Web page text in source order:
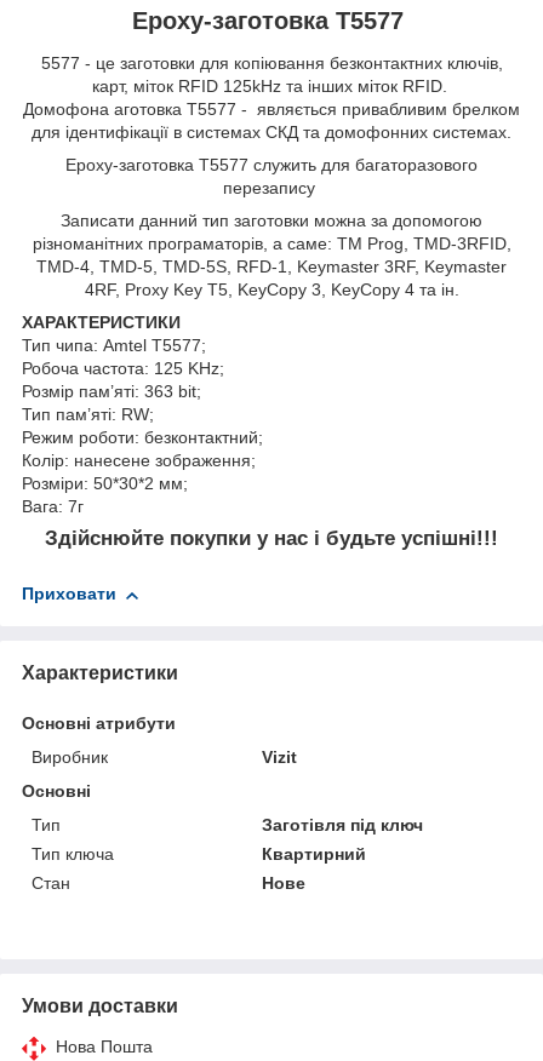
Epoxy-заготовка Т5577
5577 - це заготовки для копіювання безконтактних ключів,
карт, міток RFID 125kHz та інших міток RFID.
Домофона аготовка T5577 - являється привабливим брелком
для ідентифікації в системах СКД та домофонних системах.
Epoxy-заготовка T5577 служить для багаторазового
перезапису
Записати данний тип заготовки можна за допомогою
різноманітних програматорів, а саме: TM Prog, TMD-3RFID,
TMD-4, TMD-5, TMD-5S, RFD-1, Keymaster 3RF, Keymaster
4RF, Proxy Key T5, KeyCopy 3, KeyCopy 4 та ін.
ХАРАКТЕРИСТИКИ
Тип чипа: Amtel T5577;
Робоча частота: 125 KHz;
Розмір пам’яті: 363 bit;
Тип пам’яті: RW;
Режим роботи: безконтактний;
Колір: нанесене зображення;
Розміри: 50*30*2 мм;
Вага: 7г
Здійснюйте покупки у нас і будьте успішні!!!
Приховати
Характеристики
Основні атрибути
Виробник
Vizit
Основні
Тип
Заготівля під ключ
Тип ключа
Квартирний
Стан
Нове
Умови доставки
Нова Пошта